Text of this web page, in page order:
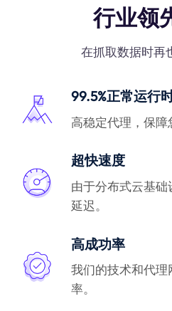
行业领
在抓取数据时再
99.5%正常运行
高稳定代理，保障
超快速度
由于分布式云基
延迟。
高成功率
我们的技术和代
率。